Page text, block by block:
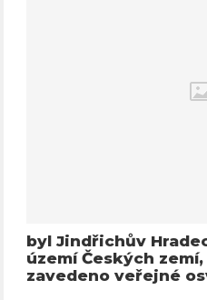
byl Jindřichův
území Českých
zavedeno veřejné